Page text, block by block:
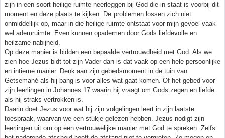
zijn in een soort heilige ruimte neerleggen bij God die in staat is voorbij dit
moment en deze plaats te kijken. De problemen lossen zich niet
onmiddellijk op, maar in die heilige ruimte ontstaat voor mijn gevoel vaak
wel ademruimte. Even kunnen opademen door Gods liefdevolle en
heilzame nabijheid.
Op deze manier is bidden een bepaalde vertrouwdheid met God. Als we
zien hoe Jezus bidt tot zijn Vader dan is dat vaak op een hele persoonlijke
en intieme manier. Denk aan zijn gebedsmoment in de tuin van
Getsemané als hij bang is voor alles wat gaat komen. Of het gebed voor
zijn leerlingen in Johannes 17 waarin hij vraagt om Gods zegen en liefde
als hij straks vertrokken is.
Daarin doet Jezus voor wat hij zijn volgelingen leert in zijn laatste
toespraak, waarvan we een stukje gelezen hebben. Jezus nodigt zijn
leerlingen uit om op een vertrouwelijke manier met God te spreken. Zelfs